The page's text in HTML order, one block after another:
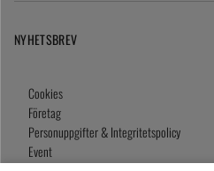
NYHETSBREV
Cookies
Företag
Personuppgifter & Integritetspolicy
Event